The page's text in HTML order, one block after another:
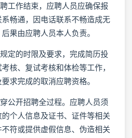
工作结束，应聘人员应确保报
畅通，因电话联系不畅造成无
果由应聘人员本人负责。
定的时限及要求，完成简历投
核、复试考核和体检等工作，
求完成的取消应聘资格。
公开招聘全过程。应聘人员须
个人信息及证书、证件等相关
符或提供虚假信息、伪造相关